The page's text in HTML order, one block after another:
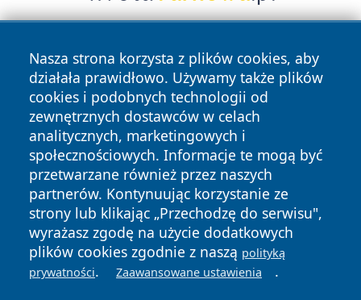
Nasza strona korzysta z plików cookies, aby
działała prawidłowo. Używamy także plików
cookies i podobnych technologii od
zewnętrznych dostawców w celach
analitycznych, marketingowych i
społecznościowych. Informacje te mogą być
przetwarzane również przez naszych
partnerów. Kontynuując korzystanie ze
strony lub klikając „Przechodzę do serwisu",
wyrażasz zgodę na użycie dodatkowych
plików cookies zgodnie z naszą polityką
prywatności. Zaawansowane ustawienia .
Copyright © 2026 24slupsk.pl Wszystkie prawa zastrzeżone.
News Autorzy
Polityka
Prywatności
Polityka
Cookies